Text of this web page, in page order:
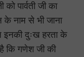
पार्वती जी का
के नाम से भी जाना
इनकी दुःख हरता के
कि गणेश जी की